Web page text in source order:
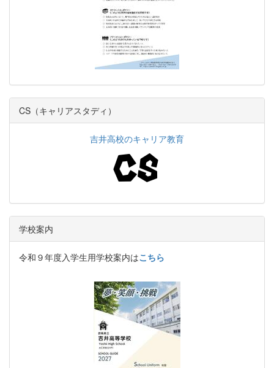
CS（キャリアスタディ）
吉井高校のキャリア教育
学校案内
令和９年度入学生用学校案内はこちら